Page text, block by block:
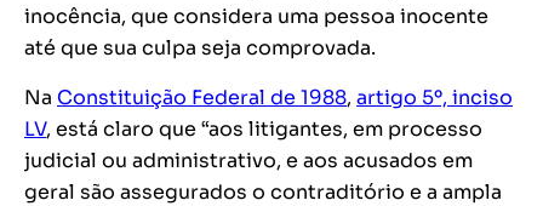
inocência, que considera uma pessoa inocente
até que sua culpa seja comprovada.
Na Constituição Federal de 1988, artigo 5º, inciso
LV, está claro que “aos litigantes, em processo
judicial ou administrativo, e aos acusados em
geral são assegurados o contraditório e a ampla